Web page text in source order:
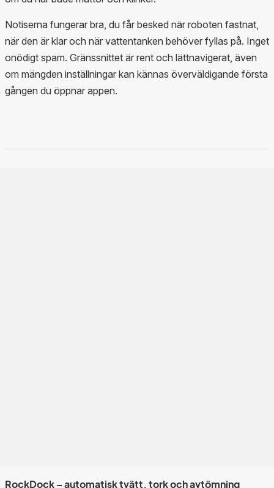
Notiserna fungerar bra, du får besked när roboten fastnat,
när den är klar och när vattentanken behöver fyllas på. Inget
onödigt spam. Gränssnittet är rent och lättnavigerat, även
om mängden inställningar kan kännas överväldigande första
gången du öppnar appen.
RockDock – automatisk tvätt, tork och avtömning